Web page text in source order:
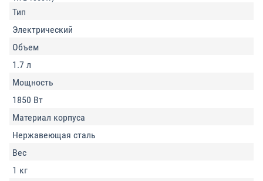
Тип
Электрический
Объем
1.7 л
Мощность
1850 Вт
Материал корпуса
Нержавеющая сталь
Вес
1 кг